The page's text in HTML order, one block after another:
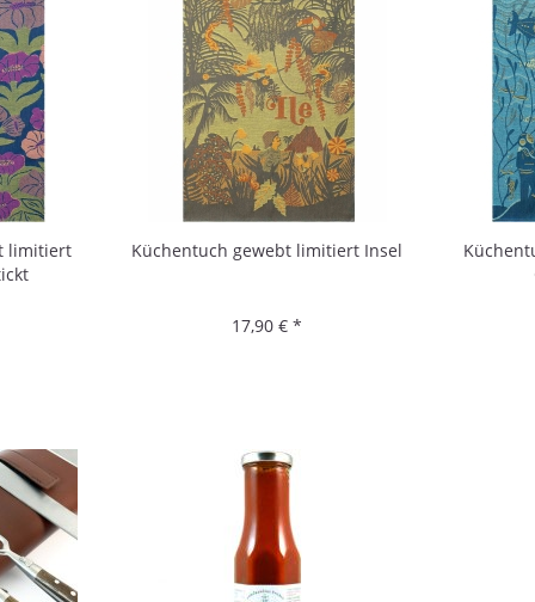
limitiert
Küchentuch gewebt limitiert Insel
17,90 € *